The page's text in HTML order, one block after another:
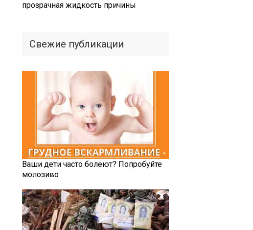
прозрачная жидкость причины
Свежие публикации
Ваши дети часто болеют? Попробуйте
молозиво